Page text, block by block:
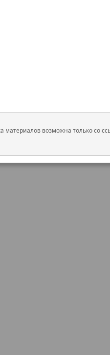
возможна только со